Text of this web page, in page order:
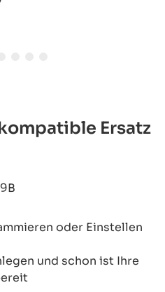
Ersatz
oder Einstellen
und schon ist Ihre